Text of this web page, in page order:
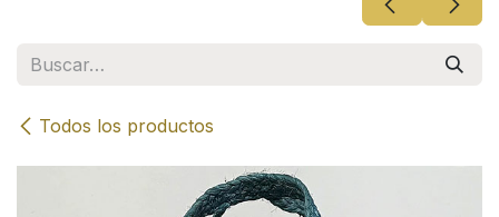
Todos los productos